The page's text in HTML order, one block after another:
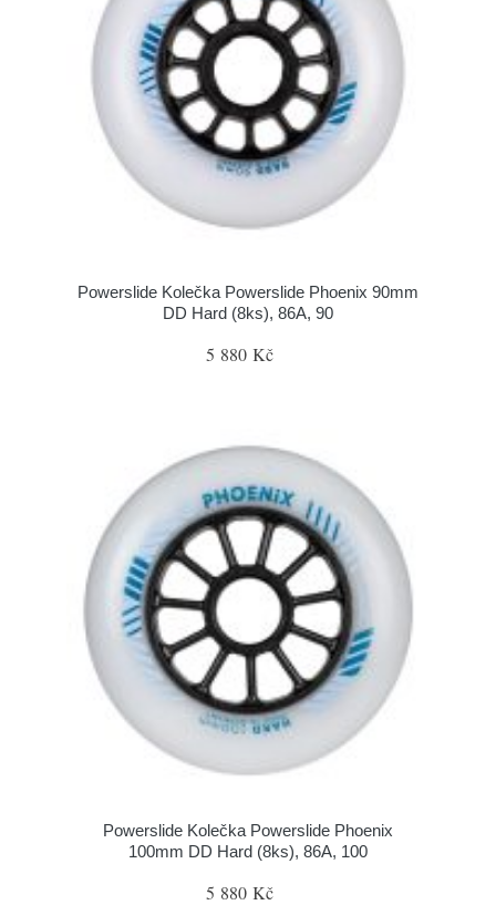
Powerslide Kolečka Powerslide Phoenix 90mm
DD Hard (8ks), 86A, 90
5 880 Kč
Powerslide Kolečka Powerslide Phoenix
100mm DD Hard (8ks), 86A, 100
5 880 Kč